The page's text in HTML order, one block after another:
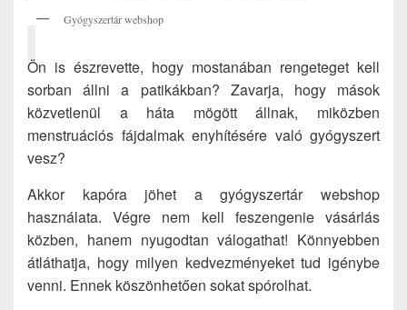
Gyógyszertár webshop
Ön is észrevette, hogy mostanában rengeteget kell
sorban állni a patikákban? Zavarja, hogy mások
közvetlenül a háta mögött állnak, miközben
menstruációs fájdalmak enyhítésére való gyógyszert
vesz?
Akkor kapóra jöhet a gyógyszertár webshop
használata. Végre nem kell feszengenie vásárlás
közben, hanem nyugodtan válogathat! Könnyebben
átláthatja, hogy milyen kedvezményeket tud igénybe
venni. Ennek köszönhetően sokat spórolhat.